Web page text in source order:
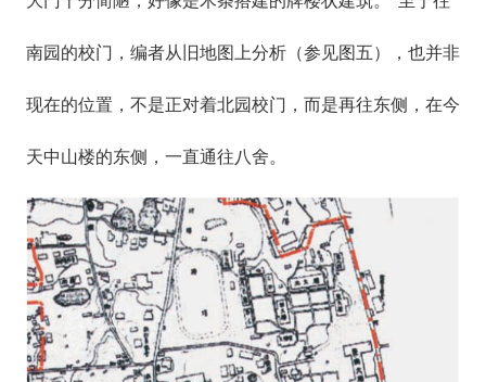
南园的校门，编者从旧地图上分析（参见图五），也并非
现在的位置，不是正对着北园校门，而是再往东侧，在今
天中山楼的东侧，一直通往八舍。